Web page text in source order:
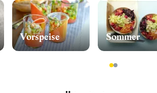
Vorspeise Sommer
12